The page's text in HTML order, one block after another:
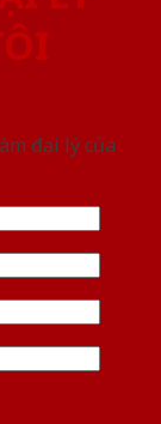
đại lý của